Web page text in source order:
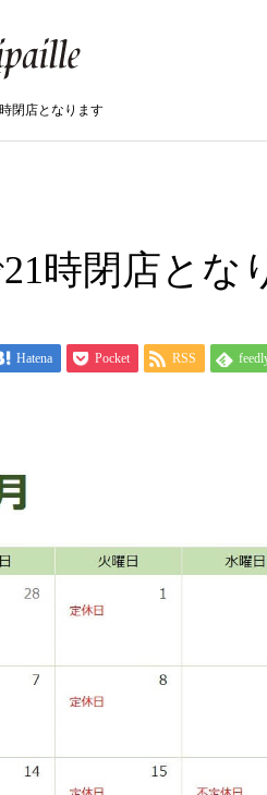
閉店となります
時閉店とな
Hatena Pocket RSS